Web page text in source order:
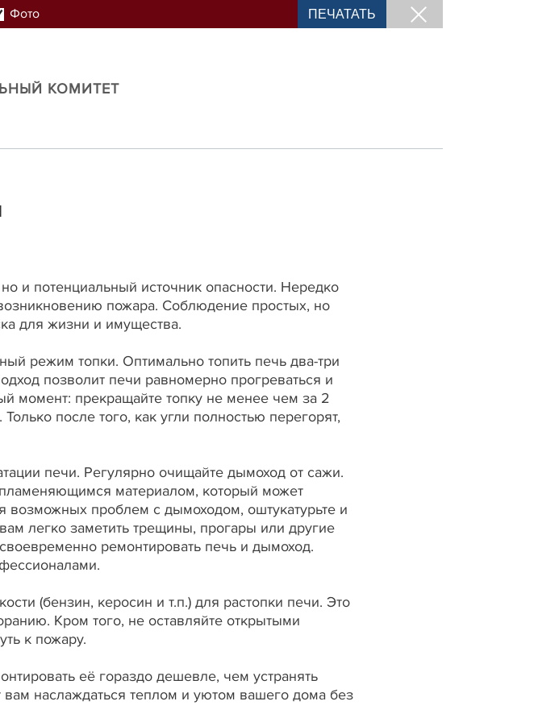
Фото ПЕЧАТАТЬ
КОМИТЕТ
и потенциальный источник опасности. Нередко
пожара. Соблюдение простых, но
для жизни и имущества.
режим топки. Оптимально топить печь два-три
позволит печи равномерно прогреваться и
момент: прекращайте топку не менее чем за 2
после того, как угли полностью перегорят,
печи. Регулярно очищайте дымоход от сажи.
материалом, который может
проблем с дымоходом, оштукатурьте и
легко заметить трещины, прогары или другие
ремонтировать печь и дымоход.
(бензин, керосин и т.п.) для растопки печи. Это
Кром того, не оставляйте открытыми
к пожару.
её гораздо дешевле, чем устранять
наслаждаться теплом и уютом вашего дома без